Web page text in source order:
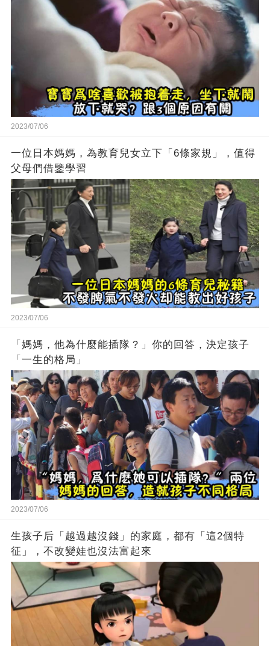
2023/07/06
一位日本媽媽，為教育兒女立下「6條家規」，值得
父母們借鑒學習
2023/07/06
「媽媽，他為什麼能插隊？」你的回答，決定孩子
「一生的格局」
2023/07/06
生孩子后「越過越沒錢」的家庭，都有「這2個特
征」，不改變娃也沒法富起來